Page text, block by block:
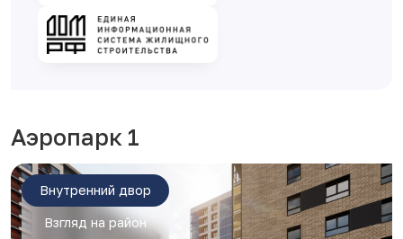
Аэропарк 1
Внутренний двор
Взгляд на район